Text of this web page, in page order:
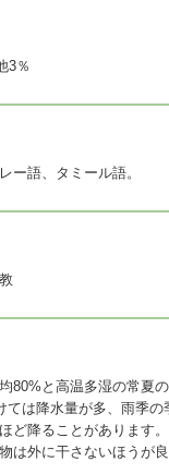
3％
ー語、タミール語。
と高温多湿の常夏の
は降水量が多、雨季
ど降ることがあります。
は外に干さないほうが良